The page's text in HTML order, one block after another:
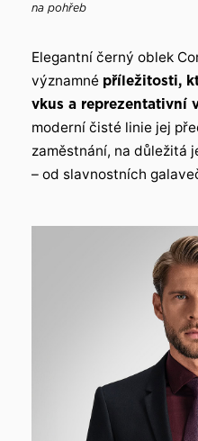
na pohřeb
Elegantní černý oblek
významné příležitosti,
vkus a reprezentativní
moderní čisté linie jej
zaměstnání, na důležitá
– od slavnostních